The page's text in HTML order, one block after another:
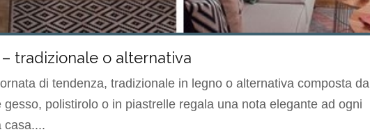
– tradizionale o alternativa
di tendenza, tradizionale in legno o alternativa composta da
gesso, polistirolo o in piastrelle regala una nota elegante ad ogni
casa....